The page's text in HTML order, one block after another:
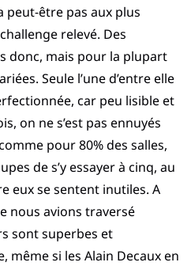
peut-être pas aux plus
relevé. Des
donc, mais pour la plupart
Seule l’une d’entre elle
car peu lisible et
on ne s’est pas ennuyés
pour 80% des salles,
de s’y essayer à cinq, au
eux se sentent inutiles. A
nous avions traversé
sont superbes et
même si les Alain Decaux en